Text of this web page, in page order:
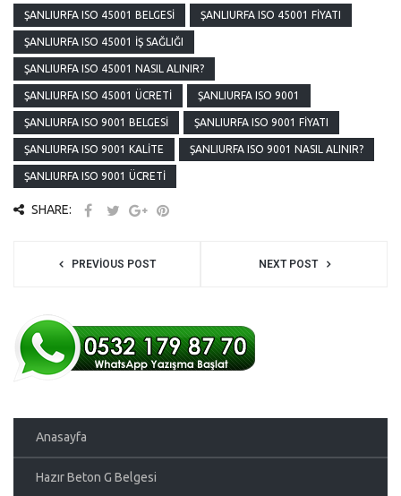
ŞANLIURFA ISO 45001 BELGESI ŞANLIURFA ISO 45001 FIYATI
ŞANLIURFA ISO 45001 İŞ SAĞLIĞI
ŞANLIURFA ISO 45001 NASIL ALINIR?
ŞANLIURFA ISO 45001 ÜCRETI ŞANLIURFA ISO 9001
ŞANLIURFA ISO 9001 BELGESI ŞANLIURFA ISO 9001 FIYATI
ŞANLIURFA ISO 9001 KALITE ŞANLIURFA ISO 9001 NASIL ALINIR?
ŞANLIURFA ISO 9001 ÜCRETI
SHARE:
PREVIOUS POST NEXT POST
Anasayfa
Hazır Beton G Belgesi